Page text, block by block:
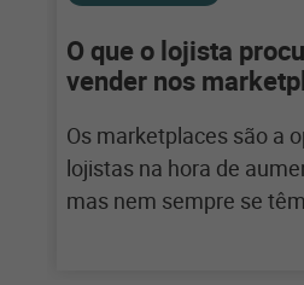
O que o lojista
vender nos
Os marketplaces são a
lojistas na hora de
mas nem sempre se